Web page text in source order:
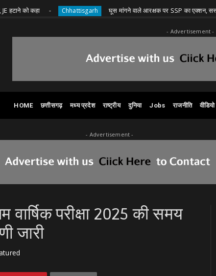
- Advertisement -
HOME छत्तीसगढ़ मध्य प्रदेश राष्ट्रीय दुनिया Jobs राजनीति वीडियो
कहा Chhattisgarh घूस मांगने वाले आरक्षक पर SSP का एक्शन, सस्पेंड
- Advertisement -
परीक्षा 2025 की समय
जारी